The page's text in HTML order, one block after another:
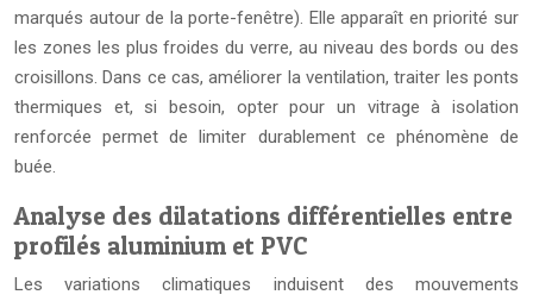
marqués autour de la porte-fenêtre). Elle apparaît en priorité sur
les zones les plus froides du verre, au niveau des bords ou des
croisillons. Dans ce cas, améliorer la ventilation, traiter les ponts
thermiques et, si besoin, opter pour un vitrage à isolation
renforcée permet de limiter durablement ce phénomène de
buée.
Analyse des dilatations différentielles entre
profilés aluminium et PVC
Les variations climatiques induisent des mouvements